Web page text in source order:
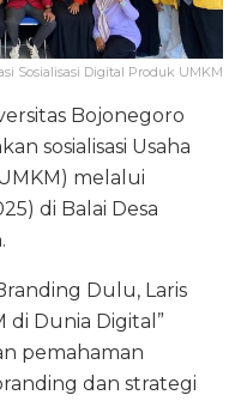
Sosialisasi Digital Produk UMKM
Bojonegoro
sosialisasi Usaha
melalui
di Balai Desa
Dulu, Laris
di Dunia Digital”
pemahaman
dan strategi